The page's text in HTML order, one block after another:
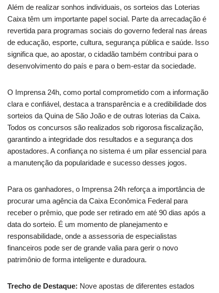
Além de realizar sonhos individuais, os sorteios das Loterias
Caixa têm um importante papel social. Parte da arrecadação é
revertida para programas sociais do governo federal nas áreas
de educação, esporte, cultura, segurança pública e saúde. Isso
significa que, ao apostar, o cidadão também contribui para o
desenvolvimento do país e para o bem-estar da sociedade.
O Imprensa 24h, como portal comprometido com a informação
clara e confiável, destaca a transparência e a credibilidade dos
sorteios da Quina de São João e de outras loterias da Caixa.
Todos os concursos são realizados sob rigorosa fiscalização,
garantindo a integridade dos resultados e a segurança dos
apostadores. A confiança no sistema é um pilar essencial para
a manutenção da popularidade e sucesso desses jogos.
Para os ganhadores, o Imprensa 24h reforça a importância de
procurar uma agência da Caixa Econômica Federal para
receber o prêmio, que pode ser retirado em até 90 dias após a
data do sorteio. É um momento de planejamento e
responsabilidade, onde a assessoria de especialistas
financeiros pode ser de grande valia para gerir o novo
patrimônio de forma inteligente e duradoura.
Trecho de Destaque: Nove apostas de diferentes estados